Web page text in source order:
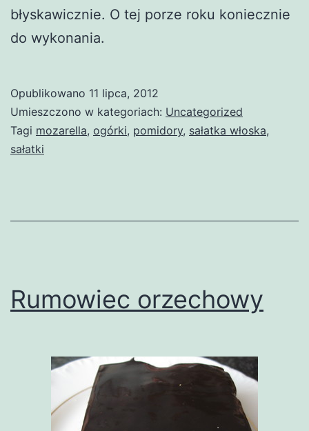
błyskawicznie. O tej porze roku koniecznie
do wykonania.
Opublikowano 11 lipca, 2012
Umieszczono w kategoriach: Uncategorized
Tagi mozarella, ogórki, pomidory, sałatka włoska,
sałatki
Rumowiec orzechowy